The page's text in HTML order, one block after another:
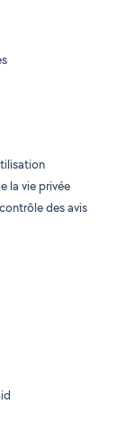
la vie privée
des avis